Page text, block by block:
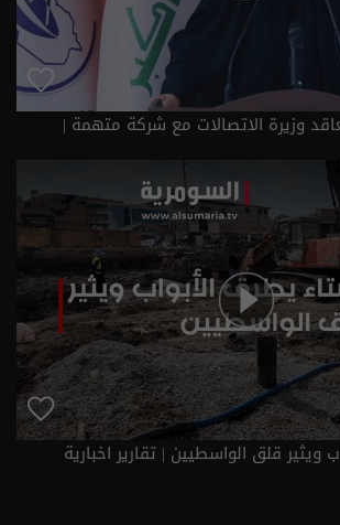
ضجة كبيرة عقب تعاقد وزيرة الاتصالات مع شركة متهمة |
ويثير قلق الواسطيين | تقارير اخبارية